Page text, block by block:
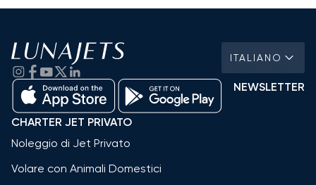
ITALIANO
NEWSLETTER
CHARTER JET PRIVATO
Noleggio di Jet Privato
Volare con Animali Domestici